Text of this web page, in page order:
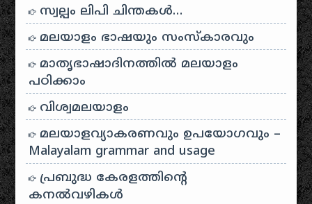
സ്വല്പം ലിപി ചിന്തകൾ…
മലയാളം ഭാഷയും സംസ്കാരവും
മാതൃഭാഷാദിനത്തിൽ മലയാളം
പഠിക്കാം
വിശ്വമലയാളം
മലയാളവ്യാകരണവും ഉപയോഗവും –
Malayalam grammar and usage
പ്രബുദ്ധ കേരളത്തിന്റെ
കനൽവഴികൾ